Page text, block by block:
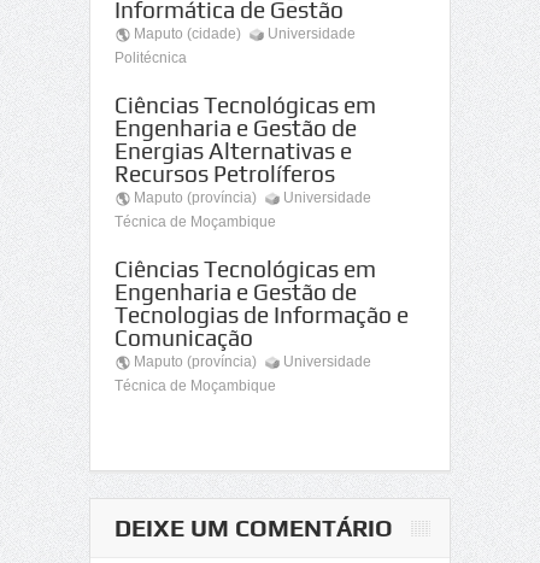
Informática de Gestão
Maputo (cidade)
Universidade
Politécnica
Ciências Tecnológicas em
Engenharia e Gestão de
Energias Alternativas e
Recursos Petrolíferos
Maputo (província)
Universidade
Técnica de Moçambique
Ciências Tecnológicas em
Engenharia e Gestão de
Tecnologias de Informação e
Comunicação
Maputo (província)
Universidade
Técnica de Moçambique
DEIXE UM COMENTÁRIO